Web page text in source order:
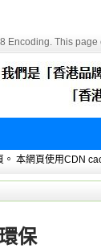
Encoding. This page
本網頁使用CDN
保